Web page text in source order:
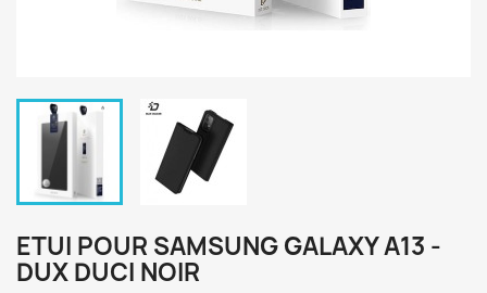
ETUI POUR SAMSUNG GALAXY A13 -
DUX DUCI NOIR